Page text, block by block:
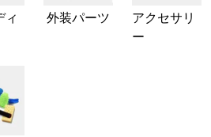
ィ
外装パーツ
アクセサリ
ー